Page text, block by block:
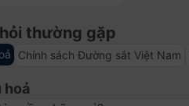
thường gặp
Chính sách Đường sắt Việt Nam
hoả